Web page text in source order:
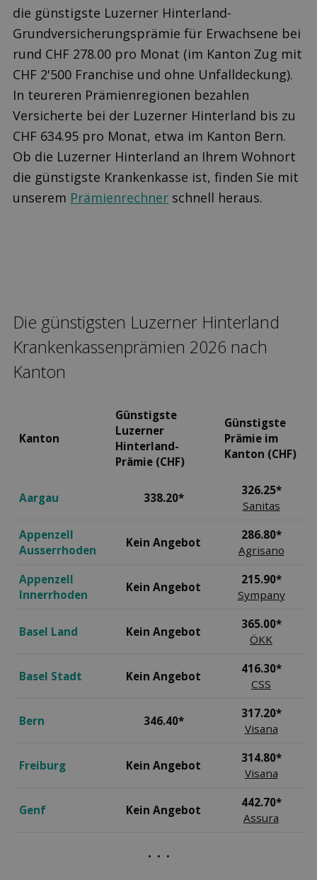
die günstigste Luzerner Hinterland-
Grundversicherungsprämie für Erwachsene bei
rund CHF 278.00 pro Monat (im Kanton Zug mit
CHF 2'500 Franchise und ohne Unfalldeckung).
In teureren Prämienregionen bezahlen
Versicherte bei der Luzerner Hinterland bis zu
CHF 634.95 pro Monat, etwa im Kanton Bern.
Ob die Luzerner Hinterland an Ihrem Wohnort
die günstigste Krankenkasse ist, finden Sie mit
unserem Prämienrechner schnell heraus.
Die günstigsten Luzerner Hinterland
Kranken­kassen­prämien 2026 nach
Kanton
Kanton
Günstigste
Luzerner
Hinterland-
Prämie (CHF)
Günstigste
Prämie im
Kanton (CHF)
Aargau 338.20*
326.25*
Sanitas
Appenzell
Ausserrhoden
Kein Angebot
286.80*
Agrisano
Appenzell
Innerrhoden
Kein Angebot
215.90*
Sympany
Basel Land Kein Angebot
365.00*
ÖKK
Basel Stadt Kein Angebot
416.30*
CSS
Bern 346.40*
317.20*
Visana
Freiburg Kein Angebot
314.80*
Visana
Genf Kein Angebot
442.70*
Assura
. . .